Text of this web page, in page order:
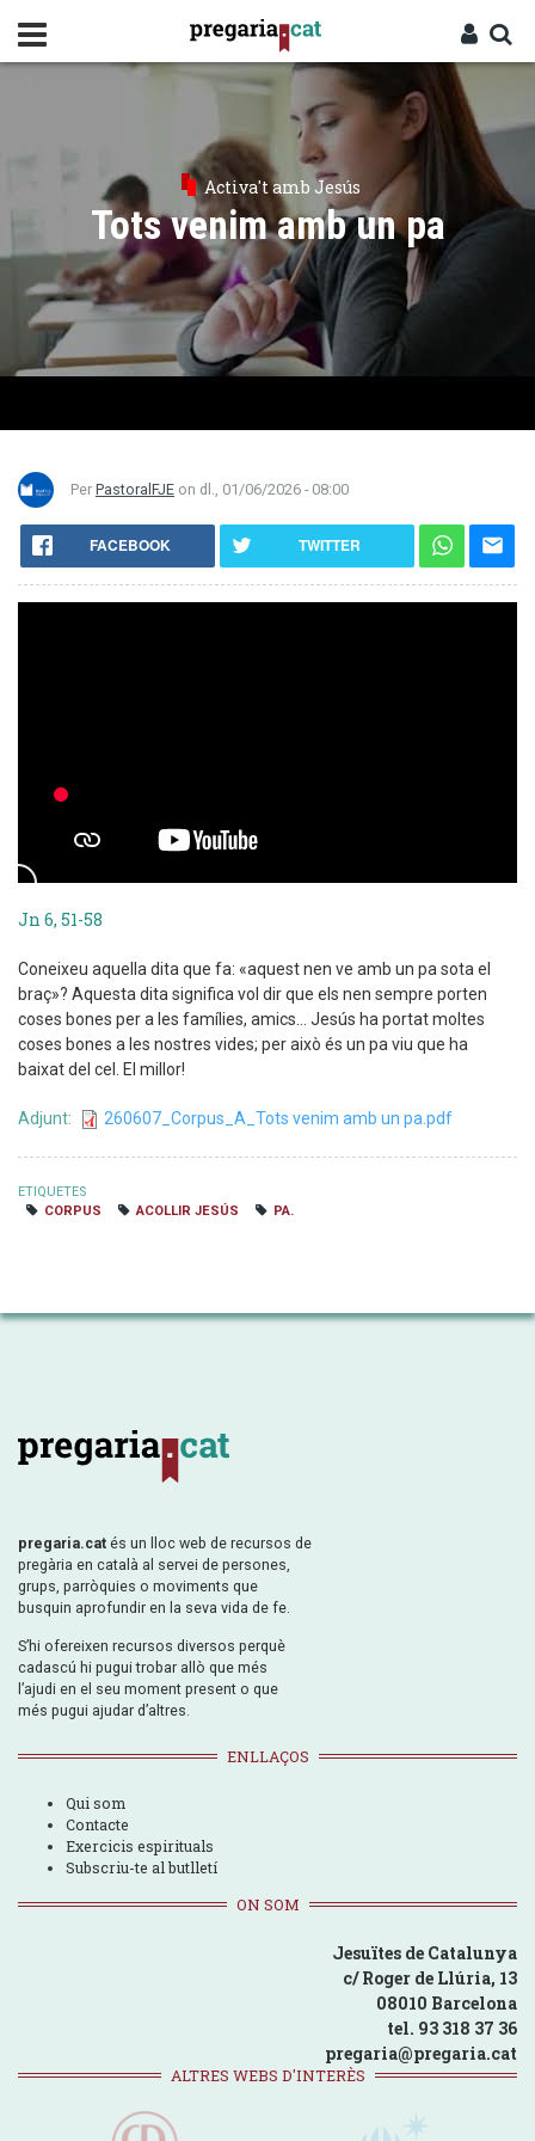
contingut
Entra
Activa't amb Jesús
Tots venim amb un pa
Per PastoralFJE on dl., 01/06/2026 - 08:00
FACEBOOK TWITTER
Jn 6, 51-58
Coneixeu aquella dita que fa: «aquest nen ve amb un pa sota el
braç»? Aquesta dita significa vol dir que els nen sempre porten
coses bones per a les famílies, amics... Jesús ha portat moltes
coses bones a les nostres vides; per això és un pa viu que ha
baixat del cel. El millor!
Adjunt 260607_Corpus_A_Tots venim amb un pa.pdf
ETIQUETES
CORPUS
ACOLLIR JESÚS PA.
pregaria.cat és un lloc web de recursos de
pregària en català al servei de persones,
grups, parròquies o moviments que
busquin aprofundir en la seva vida de fe.
S’hi ofereixen recursos diversos perquè
cadascú hi pugui trobar allò que més
l’ajudi en el seu moment present o que
més pugui ajudar d’altres.
ENLLAÇOS
Qui som
Contacte
Exercicis espirituals
Subscriu-te al butlletí
ON SOM
Jesuïtes de Catalunya
c/ Roger de Llúria, 13
08010 Barcelona
tel. 93 318 37 36
pregaria@pregaria.cat
ALTRES WEBS D'INTERÈS